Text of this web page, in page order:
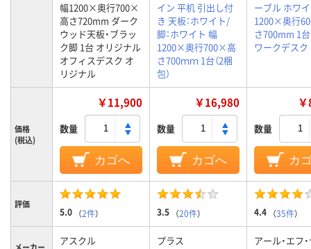
幅1200×奥行700×
高さ720mm ダーク
ウッド天板・ブラッ
ク脚 1台 オリジナル
オフィスデスク オ
リジナル
イン 平机 引出し付
き 天板：ホワイト/
脚：ホワイト 幅
1200×奥行700×高
さ700ｍｍ 1台（2梱
包）
ーブル ホワ
1200×奥行
さ700mm 1
ワークデスク
価格
(税込)
￥11,900
数量
カゴへ
￥16,980
数量
カゴへ
数量
カ
評価
5.0 （2件） 3.5 （20件） 4.4 （35件）
アスクル プラス
アール・エフ